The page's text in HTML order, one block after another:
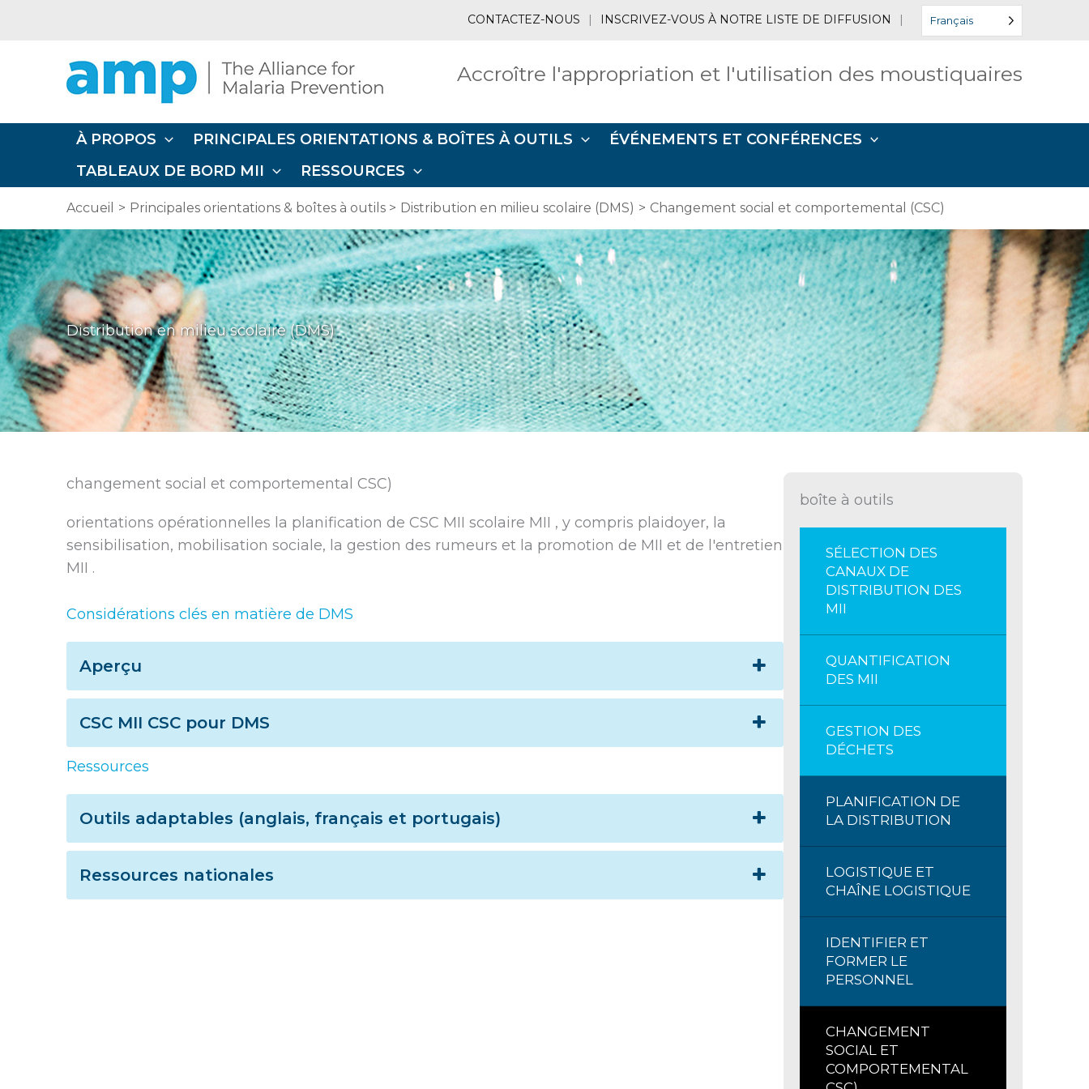
CONTACTEZ-NOUS | INSCRIVEZ-VOUS À NOTRE LISTE DE DIFFUSION | Français
Accroître l'appropriation et l'utilisation des moustiquaires
À PROPOS PRINCIPALES ORIENTATIONS & BOÎTES À OUTILS
ÉVÉNEMENTS ET CONFÉRENCES
TABLEAUX DE BORD MII
RESSOURCES
Accueil Principales orientations & boîtes à outils Distribution en milieu scolaire (DMS) Changement social et comportemental (CSC)
Distribution en milieu scolaire (DMS)
changement social et comportemental CSC)
orientations opérationnelles la planification de CSC MII scolaire MII , y compris plaidoyer, la
sensibilisation, mobilisation sociale, la gestion des rumeurs et la promotion de MII et de l'entretien
MII .
Considérations clés en matière de DMS
Aperçu
CSC MII CSC pour DMS
Ressources
Outils adaptables (anglais, français et portugais)
Ressources nationales
boîte à outils
SÉLECTION DES
CANAUX DE
DISTRIBUTION DES
MII
QUANTIFICATION
DES MII
GESTION DES
DÉCHETS
PLANIFICATION DE
LA DISTRIBUTION
LOGISTIQUE ET
CHAÎNE LOGISTIQUE
IDENTIFIER ET
FORMER LE
PERSONNEL
CHANGEMENT
SOCIAL ET
COMPORTEMENTAL